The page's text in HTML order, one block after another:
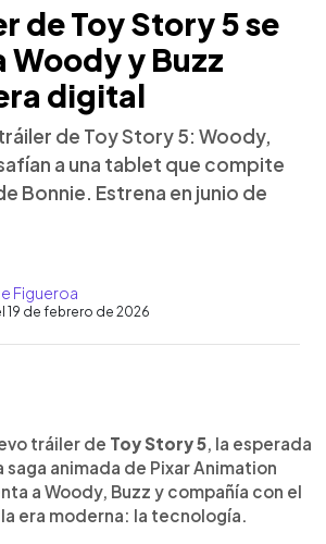
de Toy Story 5 se
Woody y Buzz
digital
de Toy Story 5: Woody,
a una tablet que compite
Bonnie. Estrena en junio de
Figueroa
19 de febrero de 2026
artículo
el nuevo tráiler de “Toy Story 5”,
de Pixar que trae de regreso
Jessie y el resto de la
entrega, los juguetes enfrentan
actual: una tableta llamada Lilypad
tráiler de Toy Story 5, la esperada
animada de Pixar Animation
a Woody, Buzz y compañía con el
era moderna: la tecnología.